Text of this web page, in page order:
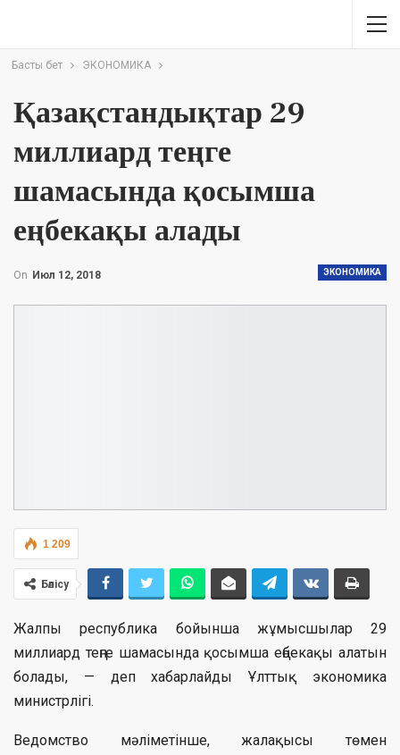
Басты бет ЭКОНОМИКА
Қазақстандықтар 29
миллиард теңге
шамасында қосымша
еңбекақы алады
ЭКОНОМИКА
On Июл 12, 2018
1 209
Бөлісу
Жалпы республика бойынша жұмысшылар 29
миллиард теңге шамасында қосымша еңбекақы алатын
болады, — деп хабарлайды Ұлттық экономика
министрлігі.
Ведомство мәліметінше, жалақысы төмен